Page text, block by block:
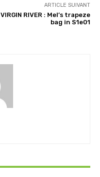
ARTICLE SUIVANT
VIRGIN RIVER : Mel’s trapeze
bag in S1e01